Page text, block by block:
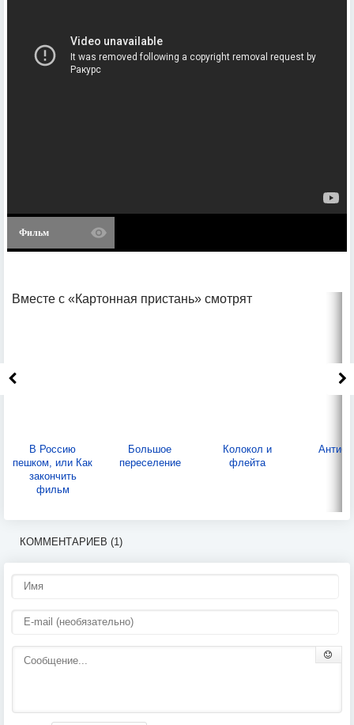
Фильм
Вместе с «Картонная пристань» смотрят
В Россию
пешком, или Как
закончить
фильм
Большое
переселение
Колокол и
флейта
КОММЕНТАРИЕВ (1)